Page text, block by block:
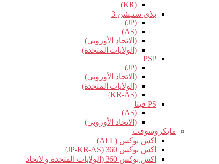
(KR)
بلاي ستيشن 3
(JP)
(AS)
(الاتحاد الأوروبي)
(الولايات المتحدة)
PSP
(JP)
(الاتحاد الأوروبي)
(الولايات المتحدة)
(KR-AS)
PS فيتا
(AS)
(الاتحاد الأوروبي)
مايكروسوفت
اكس بوكس (ALL)
اكس بوكس 360 (JP-KR-AS)
اكس بوكس 360 (الولايات المتحدة والاتحاد